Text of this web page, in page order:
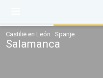
Castilië en León · Spanje
Salamanca